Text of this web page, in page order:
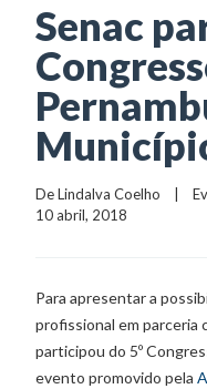
Senac
De Lindalva Coelho
    |
10 abril, 2018
Para apresentar a
profissional em parceria
participou do 5º
evento promovido pela